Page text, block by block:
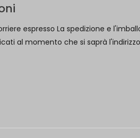
espresso La spedizione e
al momento che si saprà